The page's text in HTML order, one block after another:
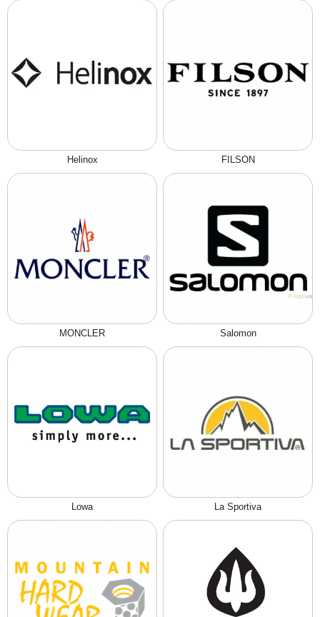
Helinox FILSON
MONCLER Salomon
Lowa La Sportiva